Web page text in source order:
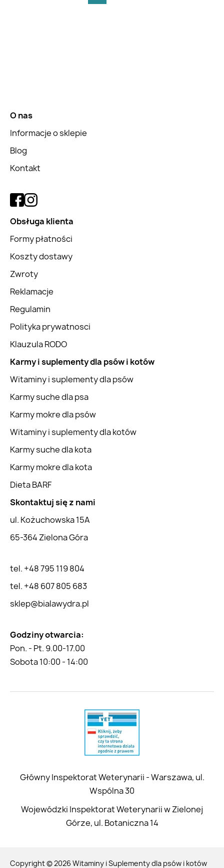
O nas
Informacje o sklepie
Blog
Kontakt
Obsługa klienta
Formy płatności
Koszty dostawy
Zwroty
Reklamacje
Regulamin
Polityka prywatnosci
Klauzula RODO
Karmy i suplementy dla psów i kotów
Witaminy i suplementy dla psów
Karmy suche dla psa
Karmy mokre dla psów
Witaminy i suplementy dla kotów
Karmy suche dla kota
Karmy mokre dla kota
Dieta BARF
Skontaktuj się z nami
ul. Kożuchowska 15A
65-364 Zielona Góra
tel. +48 795 119 804
tel. +48 607 805 683
sklep@bialawydra.pl
Godziny otwarcia:
Pon. - Pt. 9.00-17.00
Sobota 10:00 - 14:00
Główny Inspektorat Weterynarii - Warszawa, ul.
Wspólna 30
Wojewódzki Inspektorat Weterynarii w Zielonej
Górze, ul. Botaniczna 14
Copyright © 2026 Witaminy i Suplementy dla psów i kotów